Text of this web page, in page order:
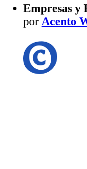
Empresas y
por Acento